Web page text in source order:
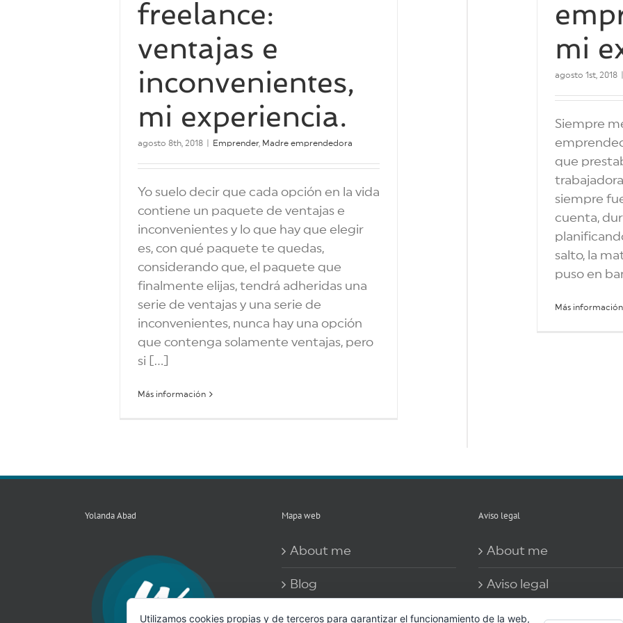
freelance:
ventajas e
inconvenientes,
mi experiencia.
agosto 8th, 2018 Emprender, Madre emprendedora
Yo suelo decir que cada opción en la vida
contiene un paquete de ventajas e
inconvenientes y lo que hay que elegir
es, con qué paquete te quedas,
considerando que, el paquete que
finalmente elijas, tendrá adheridas una
serie de ventajas y una serie de
inconvenientes, nunca hay una opción
que contenga solamente ventajas, pero
si [...]
Más información
mi
agosto 1st, 2018
Siempre
que
siempre
cuenta,
salto, la
puso en
Más información
Yolanda Abad Mapa web
About me
Blog
Más información sobre las
Aviso legal
About me
Aviso legal
Contacto
Utilizamos cookies propias y de terceros para garantizar el funcionamiento de la web,